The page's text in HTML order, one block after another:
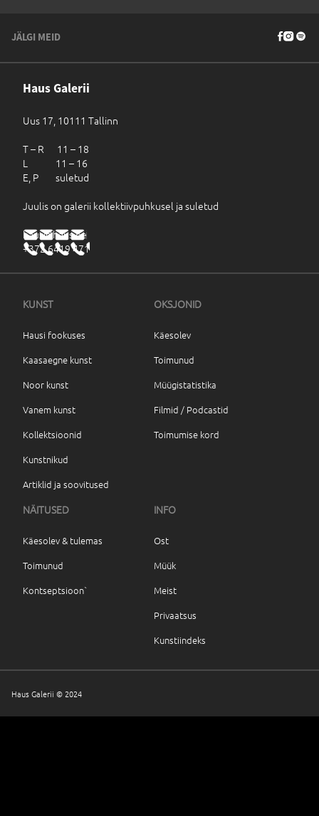
JÄLGI MEID
Haus Galerii
Uus 17, 10111 Tallinn
T – R 11 – 18
L 11 – 16
E, P suletud
Juulis on galerii kollektiivpuhkusel ja suletud
haus@haus.ee
+372 6419 471
KUNST
Hausi fookuses
Kaasaegne kunst
Noor kunst
Vanem kunst
Kollektsioonid
Kunstnikud
Artiklid ja soovitused
OKSJONID
Käesolev
Toimunud
Müügistatistika
Filmid / Podcastid
Toimumise kord
NÄITUSED
Käesolev & tulemas
Toimunud
Kontseptsioon`
INFO
Ost
Müük
Meist
Privaatsus
Kunstiindeks
Haus Galerii © 2024